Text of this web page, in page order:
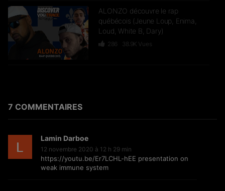
ALONZO découvre le rap
québécois (Jeune Loup, Enima,
Loud, White B, Dary)
286 38.9K Vues
“Cœur Abimé” (Documentaire)
1.7K
7 COMMENTAIRES
Lamin Darboe
12 novembre 2020 à 12 h 29 min
https://youtu.be/Er7LCHL-hEE presentation on
weak immune system